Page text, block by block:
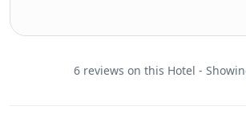
6 reviews on this Hotel -